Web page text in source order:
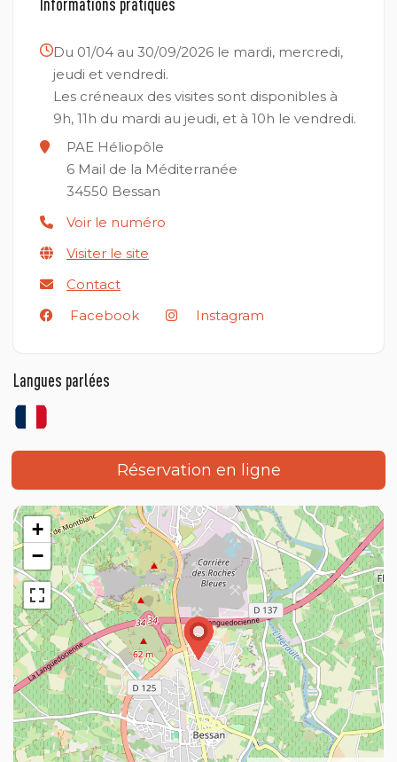
Du 01/04 au 30/09/2026 le mardi, mercredi,
jeudi et vendredi.
Les créneaux des visites sont disponibles à
9h, 11h du mardi au jeudi, et à 10h le vendredi.
PAE Héliopôle
6 Mail de la Méditerranée
34550 Bessan
Voir le numéro
Visiter le site
Contact
Facebook
Instagram
Langues parlées
Réservation en ligne
+
−